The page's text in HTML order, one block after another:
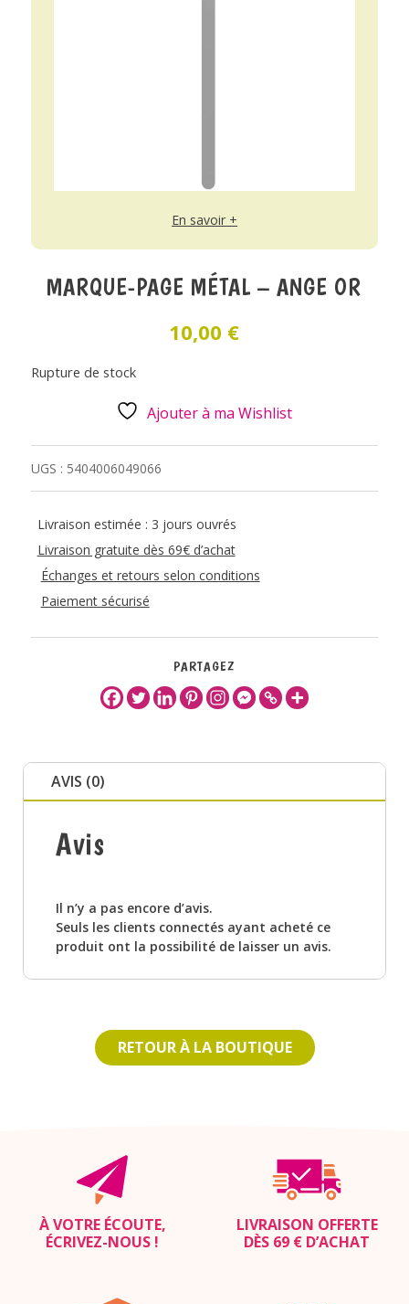
En savoir +
MARQUE-PAGE MÉTAL – ANGE OR
10,00 €
Rupture de stock
Ajouter à ma Wishlist
UGS : 5404006049066
Livraison estimée : 3 jours ouvrés
Livraison gratuite dès 69€ d’achat
Échanges et retours selon conditions
Paiement sécurisé
PARTAGEZ
AVIS (0)
Avis
Il n’y a pas encore d’avis.
Seuls les clients connectés ayant acheté ce
produit ont la possibilité de laisser un avis.
RETOUR À LA BOUTIQUE
À VOTRE ÉCOUTE,
ÉCRIVEZ-NOUS !
LIVRAISON OFFERTE
DÈS 69 € D’ACHAT